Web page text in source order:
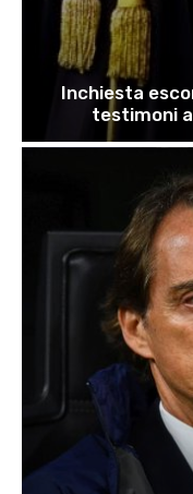
Inchiesta
testimoni